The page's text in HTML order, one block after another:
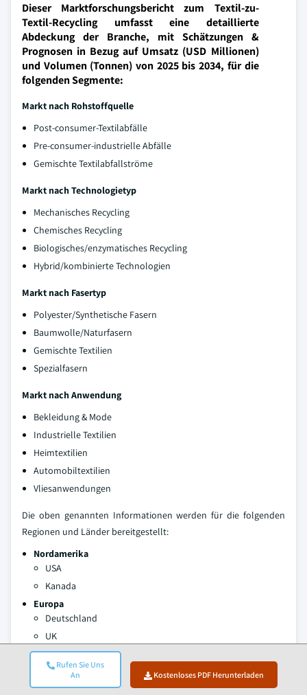
Rufen Sie Uns
An
Kostenloses PDF Herunterladen
Dieser Marktforschungsbericht zum Textil-zu-
Textil-Recycling umfasst eine detaillierte
Abdeckung der Branche, mit Schätzungen &
Prognosen in Bezug auf Umsatz (USD Millionen)
und Volumen (Tonnen) von 2025 bis 2034, für die
folgenden Segmente:
Markt nach Rohstoffquelle
Post-consumer-Textilabfälle
Pre-consumer-industrielle Abfälle
Gemischte Textilabfallströme
Markt nach Technologietyp
Mechanisches Recycling
Chemisches Recycling
Biologisches/enzymatisches Recycling
Hybrid/kombinierte Technologien
Markt nach Fasertyp
Polyester/Synthetische Fasern
Baumwolle/Naturfasern
Gemischte Textilien
Spezialfasern
Markt nach Anwendung
Bekleidung & Mode
Industrielle Textilien
Heimtextilien
Automobiltextilien
Vliesanwendungen
Die oben genannten Informationen werden für die folgenden
Regionen und Länder bereitgestellt:
Nordamerika
USA
Kanada
Europa
Deutschland
UK
Frankreich
Spanien
Italien